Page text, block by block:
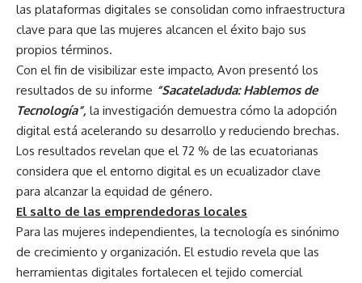
las plataformas digitales se consolidan como infraestructura
clave para que las mujeres alcancen el éxito bajo sus
propios términos.
Con el fin de visibilizar este impacto, Avon presentó los
resultados de su informe “Sacateladuda: Hablemos de
Tecnología”, la investigación demuestra cómo la adopción
digital está acelerando su desarrollo y reduciendo brechas.
Los resultados revelan que el 72 % de las ecuatorianas
considera que el entorno digital es un ecualizador clave
para alcanzar la equidad de género.
El salto de las emprendedoras locales
Para las mujeres independientes, la tecnología es sinónimo
de crecimiento y organización. El estudio revela que las
herramientas digitales fortalecen el tejido comercial